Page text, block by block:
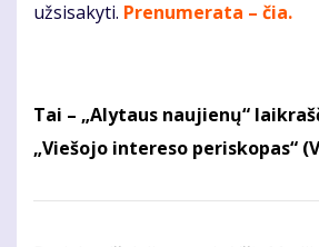
užsisakyti. Prenumerata – čia.
Tai – „Alytaus naujienų“
„Viešojo intereso periskopas“